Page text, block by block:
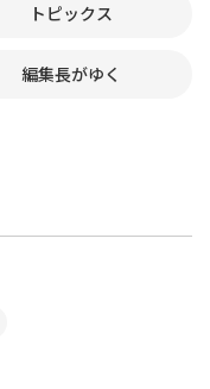
トピックス
編集長がゆく